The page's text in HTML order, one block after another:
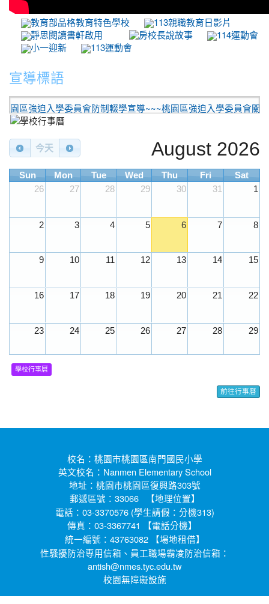
教育部品格教育特色學校
113親職教育日影片
靜思閱讀書軒啟用
房校長說故事
114運動會
小一迎新
113運動會
宣導標語
迫入學委員會防制輟學宣導~~~桃園區強迫入學委員會關心您
今天 August 2026
Sun Mon Tue Wed Thu Fri
Sat
26
27 28 29 30 31 1
2 3 4 5 6 7 8
9 10 11 12 13 14 15
16 17 18 19 20 21 22
23 24 25 26 27 28 29
30
學校行事曆
前往行事曆
校名：桃園市桃園區南門國民小學
英文校名：Nanmen Elementary School
地址：桃園市桃園區復興路303號
郵遞區號：33066 【地理位置】
電話：03-3370576 (學生請假：分機313)
傳真：03-3367741 【電話分機】
統一編號：43763082 【場地租借】
性騷擾防治專用信箱、員工職場霸凌防治信箱：
antish@nmes.tyc.edu.tw
校園無障礙設施